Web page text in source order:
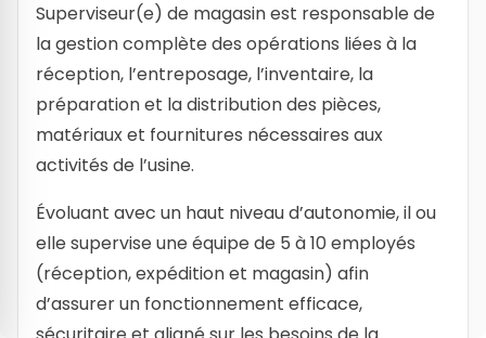
Superviseur(e) de magasin est responsable de
la gestion complète des opérations liées à la
réception, l’entreposage, l’inventaire, la
préparation et la distribution des pièces,
matériaux et fournitures nécessaires aux
activités de l’usine.
Évoluant avec un haut niveau d’autonomie, il ou
elle supervise une équipe de 5 à 10 employés
(réception, expédition et magasin) afin
d’assurer un fonctionnement efficace,